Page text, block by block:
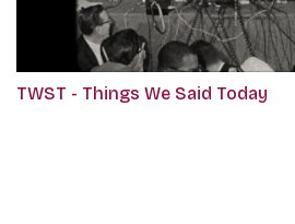
TWST - Things We Said Today